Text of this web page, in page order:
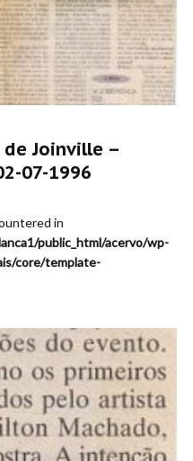
Joinville –
07-1996
in
public_html/acervo/wp-
core/template-